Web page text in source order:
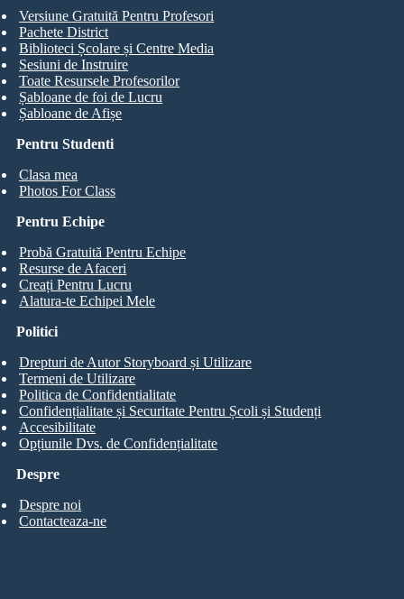
Pentru Studenti
Clasa mea
Photos For Class
Versiune Gratuită Pentru Profesori
Pachete District
Biblioteci Școlare și Centre Media
Sesiuni de Instruire
Toate Resursele Profesorilor
Șabloane de foi de Lucru
Șabloane de Afișe
Pentru Echipe
Probă Gratuită Pentru Echipe
Resurse de Afaceri
Creați Pentru Lucru
Alatura-te Echipei Mele
Despre
Despre noi
Contacteaza-ne
Politici
Drepturi de Autor Storyboard și Utilizare
Termeni de Utilizare
Politica de Confidentialitate
Confidențialitate și Securitate Pentru Școli și Studenți
Accesibilitate
Opțiunile Dvs. de Confidențialitate